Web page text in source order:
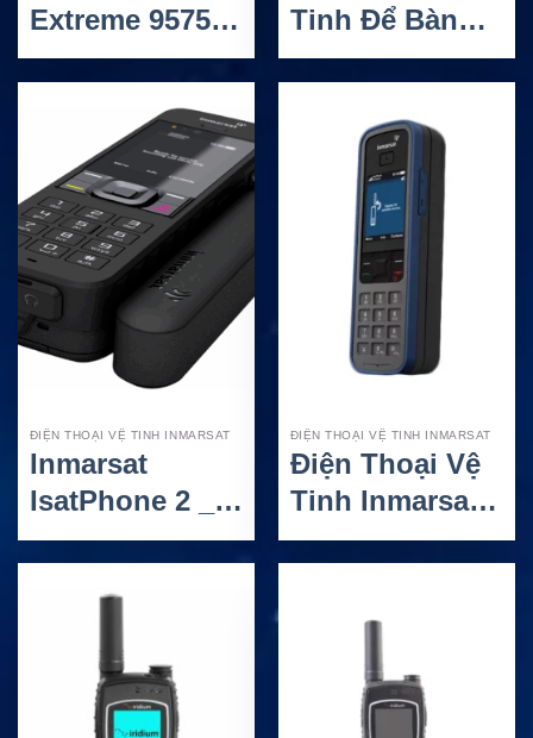
Extreme 9575N
Sporting Camo
– Điện Thoại
Vệ Tinh Toàn
Cầu
Tinh Để Bàn
Thuraya
MarineStar
ĐIỆN THOẠI VỆ TINH INMARSAT
Inmarsat
IsatPhone 2 _
Điện thoại vệ
ĐIỆN THOẠI VỆ TINH INMARSAT
Điện Thoại Vệ
Tinh Inmarsat
IsatPhone Pro
lạc bền bỉ cho
vùng xa